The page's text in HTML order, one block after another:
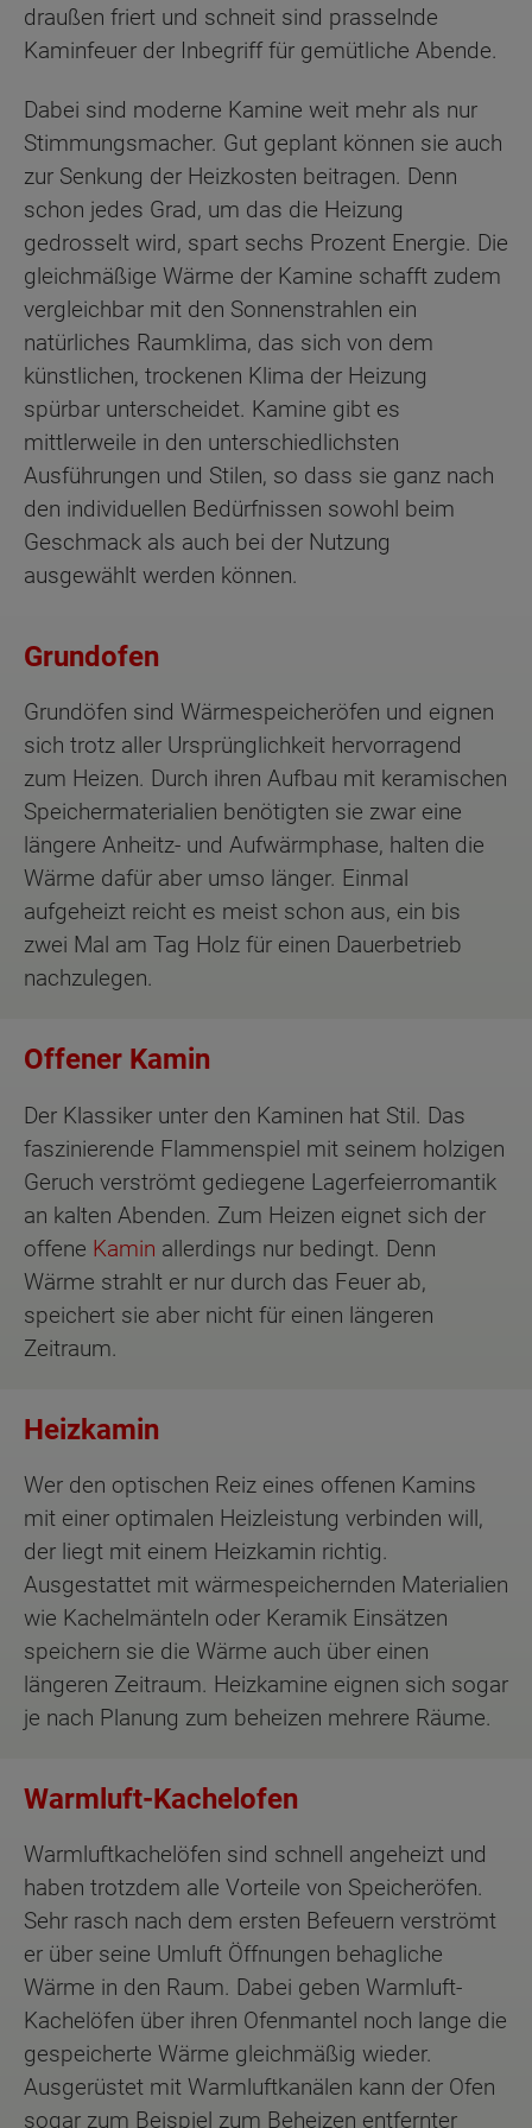
draußen friert und schneit sind prasselnde
Kaminfeuer der Inbegriff für gemütliche Abende.
Dabei sind moderne Kamine weit mehr als nur
Stimmungsmacher. Gut geplant können sie auch
zur Senkung der Heizkosten beitragen. Denn
schon jedes Grad, um das die Heizung
gedrosselt wird, spart sechs Prozent Energie. Die
gleichmäßige Wärme der Kamine schafft zudem
vergleichbar mit den Sonnenstrahlen ein
natürliches Raumklima, das sich von dem
künstlichen, trockenen Klima der Heizung
spürbar unterscheidet. Kamine gibt es
mittlerweile in den unterschiedlichsten
Ausführungen und Stilen, so dass sie ganz nach
den individuellen Bedürfnissen sowohl beim
Geschmack als auch bei der Nutzung
ausgewählt werden können.
Grundofen
Grundöfen sind Wärmespeicheröfen und eignen
sich trotz aller Ursprünglichkeit hervorragend
zum Heizen. Durch ihren Aufbau mit keramischen
Speichermaterialien benötigten sie zwar eine
längere Anheitz- und Aufwärmphase, halten die
Wärme dafür aber umso länger. Einmal
aufgeheizt reicht es meist schon aus, ein bis
zwei Mal am Tag Holz für einen Dauerbetrieb
nachzulegen.
Offener Kamin
Der Klassiker unter den Kaminen hat Stil. Das
faszinierende Flammenspiel mit seinem holzigen
Geruch verströmt gediegene Lagerfeierromantik
an kalten Abenden. Zum Heizen eignet sich der
offene Kamin allerdings nur bedingt. Denn
Wärme strahlt er nur durch das Feuer ab,
speichert sie aber nicht für einen längeren
Zeitraum.
Heizkamin
Wer den optischen Reiz eines offenen Kamins
mit einer optimalen Heizleistung verbinden will,
der liegt mit einem Heizkamin richtig.
Ausgestattet mit wärmespeichernden Materialien
wie Kachelmänteln oder Keramik Einsätzen
speichern sie die Wärme auch über einen
längeren Zeitraum. Heizkamine eignen sich sogar
je nach Planung zum beheizen mehrere Räume.
Warmluft-Kachelofen
Warmluftkachelöfen sind schnell angeheizt und
haben trotzdem alle Vorteile von Speicheröfen.
Sehr rasch nach dem ersten Befeuern verströmt
er über seine Umluft Öffnungen behagliche
Wärme in den Raum. Dabei geben Warmluft-
Kachelöfen über ihren Ofenmantel noch lange die
gespeicherte Wärme gleichmäßig wieder.
Ausgerüstet mit Warmluftkanälen kann der Ofen
sogar zum Beispiel zum Beheizen entfernter